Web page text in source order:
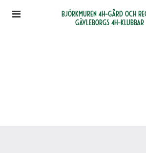
Björkmuren 4H-gård och
Gävleborgs 4H-klubbar